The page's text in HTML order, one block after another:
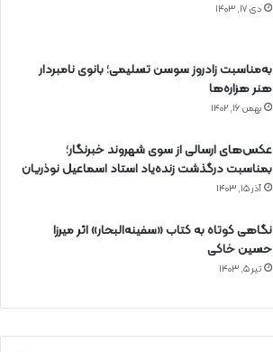
دی ۱۷, ۱۴۰۳
به‌مناسبت زادروز سوسن تسلیمی؛ بانوی نامبردار
هنر هزاره‌ها
بهمن ۱۶, ۱۴۰۲
عکس‌های ارسالی از سوی شهروند خبرنگار؛
بمناسبت درگذشت زنده‌یاد استاد اسماعیل نوذریان
آذر ۱۵, ۱۴۰۳
نگاهی کوتاه به کتاب «سفینه‌البحار» اثر میرزا
حسین خاکی
تیر ۵, ۱۴۰۳